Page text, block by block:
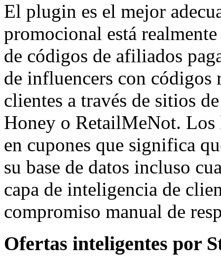
El plugin es el mejor
promocional está
de códigos de afiliados
de influencers con códigos
clientes a través de sitios
Honey o RetailMeNot. Los
en cupones que significa
su base de datos incluso
capa de inteligencia de
compromiso manual de
Ofertas inteligentes por